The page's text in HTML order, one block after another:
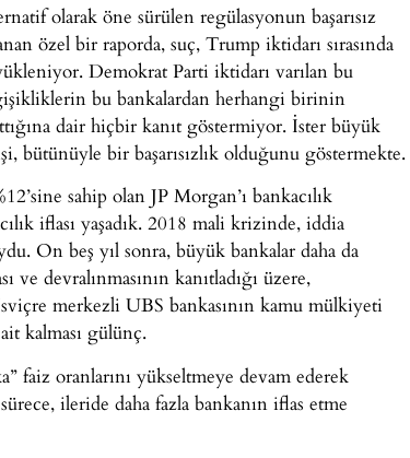
olarak öne sürülen regülasyonun başarısız
özel bir raporda, suç, Trump iktidarı sırasında
Demokrat Parti iktidarı varılan bu
bu bankalardan herhangi birinin
dair hiçbir kanıt göstermiyor. İster büyük
bütünüyle bir başarısızlık olduğunu göstermekte.
sahip olan JP Morgan’ı bankacılık
iflası yaşadık. 2018 mali krizinde, iddia
On beş yıl sonra, büyük bankalar daha da
devralınmasının kanıtladığı üzere,
merkezli UBS bankasının kamu mülkiyeti
kalması gülünç.
faiz oranlarını yükseltmeye devam ederek
ileride daha fazla bankanın iflas etme